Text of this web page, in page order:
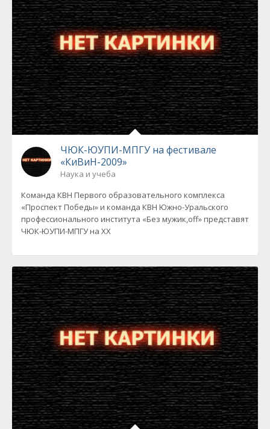
ЧЮК-ЮУПИ-МПГУ на фестивале
«КиВиН-2009»
Наука и учеба
Команда КВН Первого образовательного комплекса
«Проспект Победы» и команда КВН Южно-Уральского
профессионального института «Без мужик,off» представят
ЧЮК-ЮУПИ-МПГУ на XX